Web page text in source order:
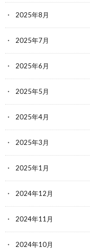
2025年8月
2025年7月
2025年6月
2025年5月
2025年4月
2025年3月
2025年1月
2024年12月
2024年11月
2024年10月